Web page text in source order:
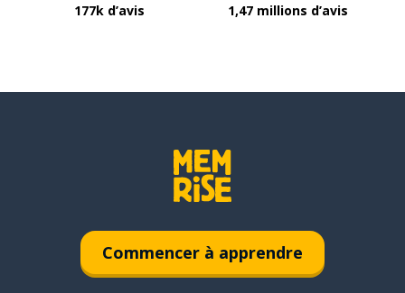
177k d’avis 1,47 millions d’avis
Commencer à apprendre